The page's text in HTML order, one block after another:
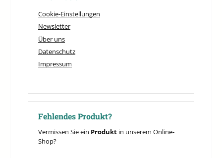
Cookie-Einstellungen
Newsletter
Über uns
Datenschutz
Impressum
Fehlendes Produkt?
Vermissen Sie ein Produkt in unserem Online-
Shop?